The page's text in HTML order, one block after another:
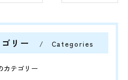
リー Categories
カテゴリー